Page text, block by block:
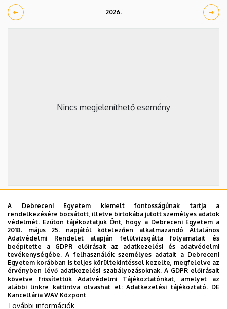
2026.
Nincs megjeleníthető esemény
2026. szeptember 19.
ÁOK-diplomaosztó ünnepség
Az Általános Orvostudományi Kar szeptember 19-
én, szombaton 11 órától tartja nyári diplomaosztó
ünnepségét a Főépület Díszudvarán. A Multimédia
és E-learning Technikai Központ a youtube-on
élőben közvetíti az oklevélátadót.
ÜNNEPSÉG, DIPLOMAOSZTÓ
A Debreceni Egyetem kiemelt fontosságúnak tartja a
rendelkezésére bocsátott, illetve birtokába jutott személyes adatok
védelmét. Ezúton tájékoztatjuk Önt, hogy a Debreceni Egyetem a
2018. május 25. napjától kötelezően alkalmazandó Általános
Adatvédelmi Rendelet alapján felülvizsgálta folyamatait és
beépítette a GDPR előírásait az adatkezelési és adatvédelmi
tevékenységébe. A felhasználók személyes adatait a Debreceni
Egyetem korábban is teljes körültekintéssel kezelte, megfelelve az
érvényben lévő adatkezelési szabályozásoknak. A GDPR előírásait
követve frissítettük Adatvédelmi Tájékoztatónkat, amelyet az
alábbi linkre kattintva olvashat el:Adatkezelési tájékoztató. DE
Kancellária WAV Központ
További információk